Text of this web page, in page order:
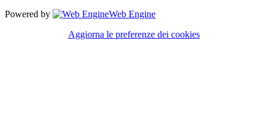
Powered by
Web Engine
Aggiorna le preferenze dei cookies